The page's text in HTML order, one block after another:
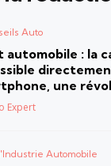
Auto
automobile : la
une
Expert
Automobile